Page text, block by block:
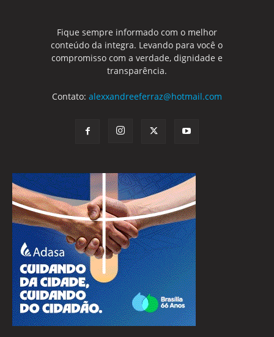
Fique sempre informado com o melhor
conteúdo da integra. Levando para você o
compromisso com a verdade, dignidade e
transparência.
Contato: alexxandreeferraz@hotmail.com